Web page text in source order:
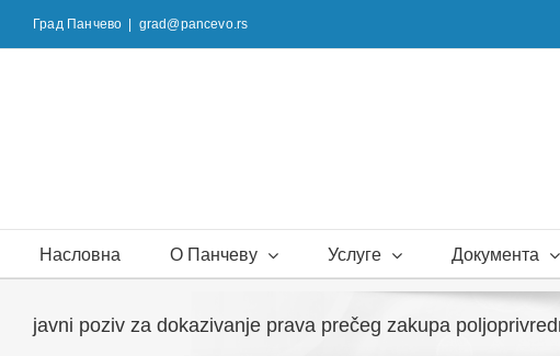
content
Град Панчево grad@pancevo.rs
Насловна О Панчеву Услуге Документа
javni poziv za dokazivanje prava prečeg zakupa